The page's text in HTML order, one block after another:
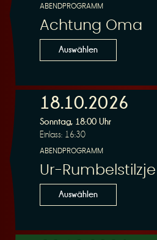
ABENDPROGRAMM
Achtung Oma
Auswählen
18.10.2026
Sonntag, 18:00 Uhr
Einlass: 16:30
ABENDPROGRAMM
Ur-Rumbelstilzje
Auswählen